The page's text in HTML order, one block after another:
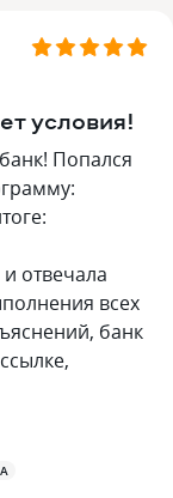
условия!
Попался
отвечала
всех
банк